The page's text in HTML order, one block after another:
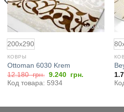
200x290
КОВРЫ
Ottoman 6030 Krem
12.180грн. Первоначальная
цена
составляла
9.240 грн.
Код товара: 5934